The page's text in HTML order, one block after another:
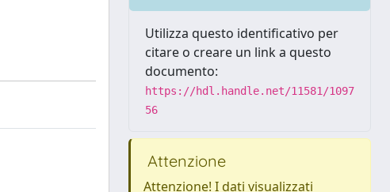
Utilizza questo identificativo per
citare o creare un link a questo
documento:
https://hdl.handle.net/11581/1097
56
Attenzione
Attenzione! I dati visualizzati